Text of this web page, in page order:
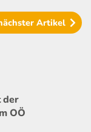
Artikel
der
OÖ